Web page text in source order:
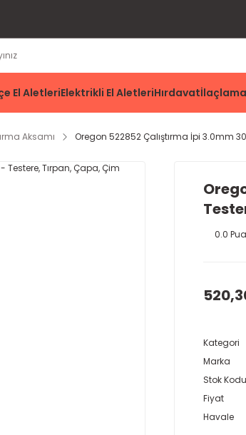
El AletleriElektrikli El AletleriHırdavatİlaçlama
Aksamı Oregon 522852 Çalıştırma İpi 3.0mm
0.0
Kategori
Marka
Stok Kodu
Fiyat
Havale